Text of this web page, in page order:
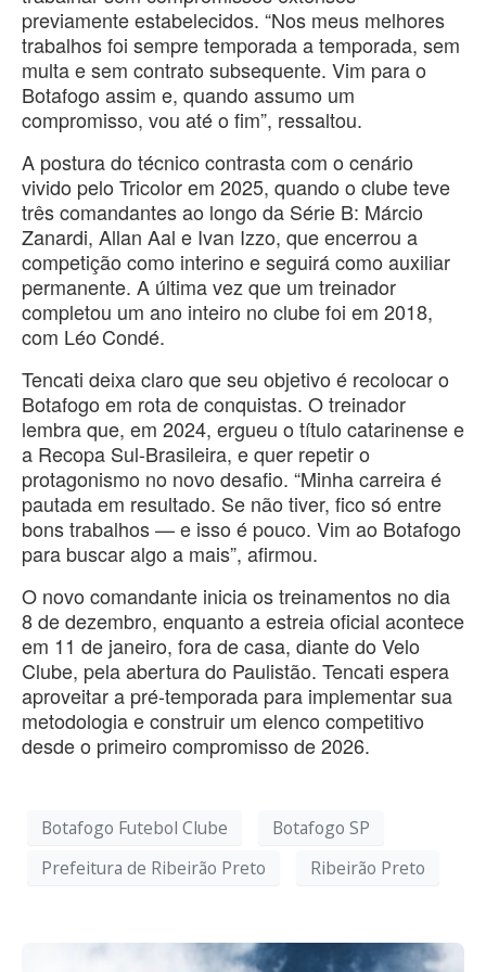
previamente estabelecidos. “Nos meus melhores
trabalhos foi sempre temporada a temporada, sem
multa e sem contrato subsequente. Vim para o
Botafogo assim e, quando assumo um
compromisso, vou até o fim”, ressaltou.
A postura do técnico contrasta com o cenário
vivido pelo Tricolor em 2025, quando o clube teve
três comandantes ao longo da Série B: Márcio
Zanardi, Allan Aal e Ivan Izzo, que encerrou a
competição como interino e seguirá como auxiliar
permanente. A última vez que um treinador
completou um ano inteiro no clube foi em 2018,
com Léo Condé.
Tencati deixa claro que seu objetivo é recolocar o
Botafogo em rota de conquistas. O treinador
lembra que, em 2024, ergueu o título catarinense e
a Recopa Sul-Brasileira, e quer repetir o
protagonismo no novo desafio. “Minha carreira é
pautada em resultado. Se não tiver, fico só entre
bons trabalhos — e isso é pouco. Vim ao Botafogo
para buscar algo a mais”, afirmou.
O novo comandante inicia os treinamentos no dia
8 de dezembro, enquanto a estreia oficial acontece
em 11 de janeiro, fora de casa, diante do Velo
Clube, pela abertura do Paulistão. Tencati espera
aproveitar a pré-temporada para implementar sua
metodologia e construir um elenco competitivo
desde o primeiro compromisso de 2026.
Botafogo Futebol Clube
Botafogo SP
Prefeitura de Ribeirão Preto
Ribeirão Preto